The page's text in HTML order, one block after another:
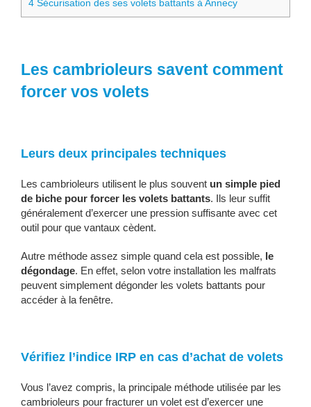
4 Sécurisation des ses volets battants à Annecy
Les cambrioleurs savent comment
forcer vos volets
Leurs deux principales techniques
Les cambrioleurs utilisent le plus souvent un simple pied
de biche pour forcer les volets battants. Ils leur suffit
généralement d’exercer une pression suffisante avec cet
outil pour que vantaux cèdent.
Autre méthode assez simple quand cela est possible, le
dégondage. En effet, selon votre installation les malfrats
peuvent simplement dégonder les volets battants pour
accéder à la fenêtre.
Vérifiez l’indice IRP en cas d’achat de volets
Vous l’avez compris, la principale méthode utilisée par les
cambrioleurs pour fracturer un volet est d’exercer une